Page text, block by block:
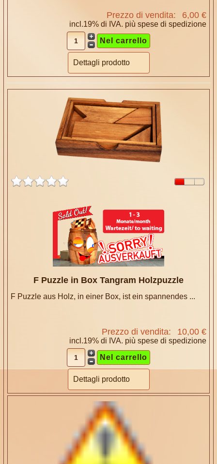
Prezzo di vendita: 6,00 €
incl.19% di IVA. più spese di spedizione
Dettagli prodotto
F Puzzle in Box Tangram Holzpuzzle
F Puzzle aus Holz, in einer Box, ist ein spannendes ...
Prezzo di vendita: 10,00 €
incl.19% di IVA. più spese di spedizione
Dettagli prodotto